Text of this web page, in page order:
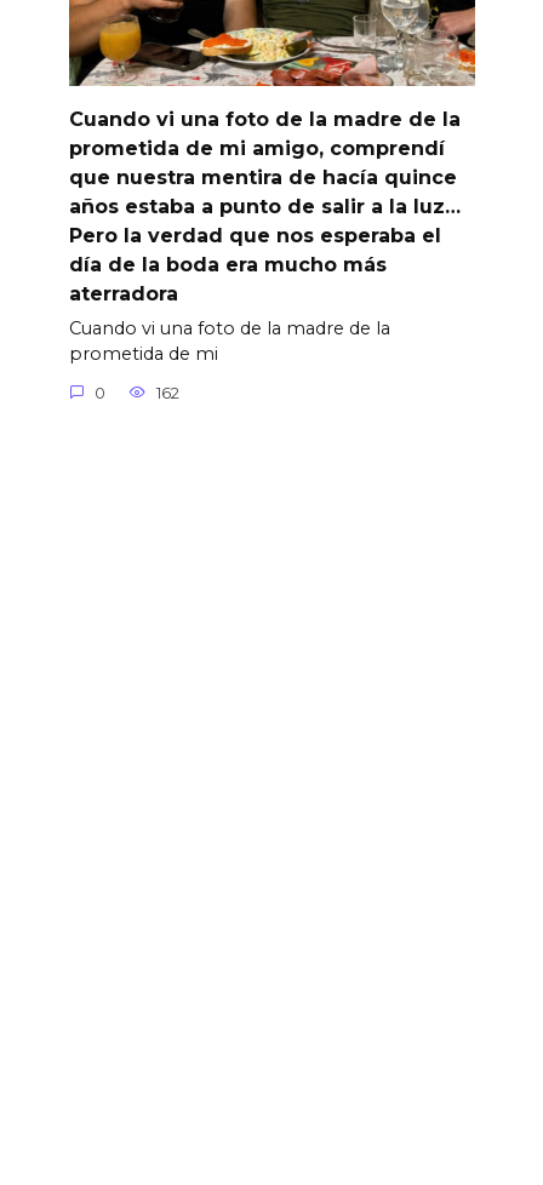
Cuando vi una foto de la madre de la
prometida de mi amigo, comprendí
que nuestra mentira de hacía quince
años estaba a punto de salir a la luz…
Pero la verdad que nos esperaba el
día de la boda era mucho más
aterradora
Cuando vi una foto de la madre de la
prometida de mi
0 162